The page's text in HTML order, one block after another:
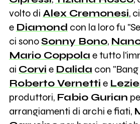
volto di Alex Cremonesi,
e Diamond con la loro fu
ci sonoSonny Bono,
Mario Coppola e tutto
ai Corvi e Dalida con
Roberto Vernetti e
produttori, Fabio Gurian
arrangiamenti di archi e fiati,